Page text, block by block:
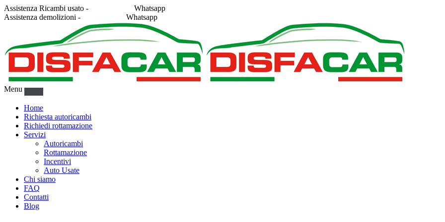
Assistenza Ricambi usato -
Whatsapp
Assistenza demolizioni -
Whatsapp
Menu
Home
Richiesta autoricambi
Richiedi rottamazione
Servizi
Autoricambi
Rottamazione
Incentivi
Auto Usate
Chi siamo
FAQ
Contatti
Blog